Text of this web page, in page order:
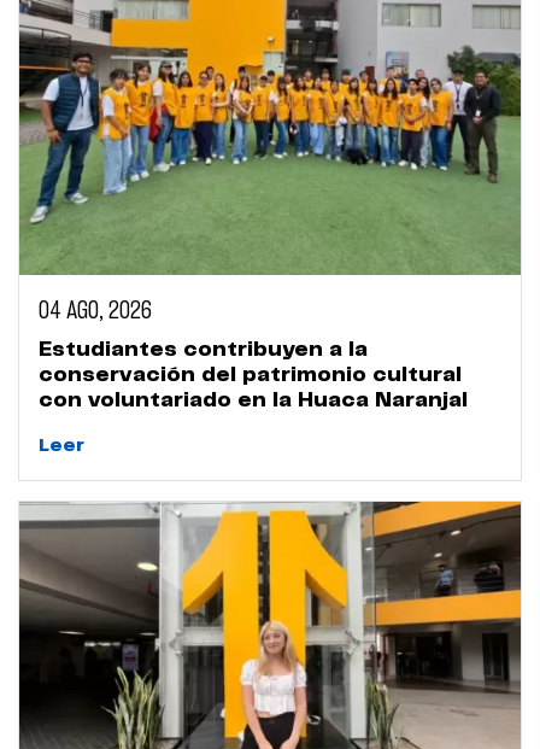
04 AGO, 2026
Estudiantes contribuyen a la
conservación del patrimonio cultural
con voluntariado en la Huaca Naranjal
Leer